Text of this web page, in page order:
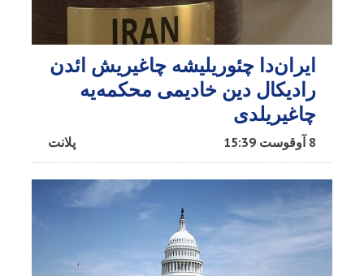
ایران‌دا چئوریلیشه چاغیریش ائد‌ن
رادیکال دین خادیمی محکمه‌یه
چاغیریلدی
پلانت 8 آوقوست 15:39